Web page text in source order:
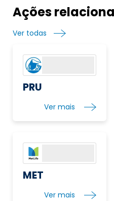
indenização hospitalar,
de longo prazo e invalidez
produtos por meio de
agências individuais e
A empresa foi fundada
Columbus, Geórgia.
Ações
Ver todas
PRU
Ver mais
MET
Ver mais